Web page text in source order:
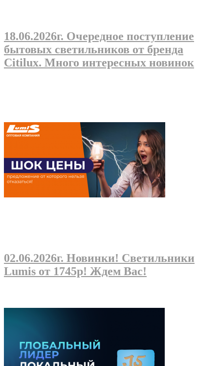
18.06.2026г. Очередное поступление
бытовых светильников от бренда
Citilux. Много интересных новинок
02.06.2026г. Новинки! Светильники
Lumis от 1745р! Ждем Вас!